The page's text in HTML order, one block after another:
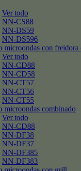
Ver todo
NN-CS88
NN-DS59
NN-DS596
microondas con freidora
Ver todo
NN-CD88
NN-CD58
NN-CT57
NN-CT56
NN-CT55
microondas combinado
Ver todo
NN-CD88
NN-DF38
NN-DF37
NN-DF385
NN-DF383